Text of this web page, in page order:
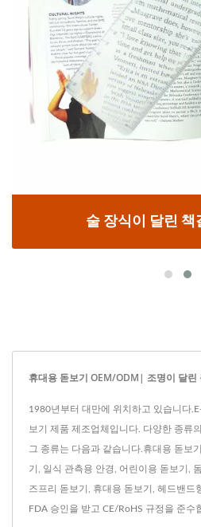
술 장식이 달린 책
휴대용 돋보기 OEM/ODM| 조명이 달
1980년부터 대만에 위치하고 있습니다
보기 제품 제조업체입니다. 다양한 종류
그 종류는 다음과 같습니다.휴대용 돋보
기, 일식 관측용 안경, 어린이용 돋보기,
즈프리 돋보기, 휴대용 돋보기, 헤드밴드
FDA 승인을 받고 CE/RoHS 규정을 준수